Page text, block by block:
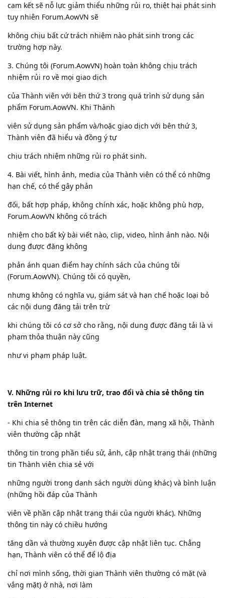
cam kết sẽ nỗ lực giảm thiểu những rủi ro, thiệt hại phát sinh
tuy nhiên Forum.AowVN sẽ
không chịu bất cứ trách nhiệm nào phát sinh trong các
trường hợp này.
3. Chúng tôi (Forum.AowVN) hoàn toàn không chịu trách
nhiệm rủi ro về mọi giao dịch
của Thành viên với bên thứ 3 trong quá trình sử dụng sản
phẩm Forum.AowVN. Khi Thành
viên sử dụng sản phẩm và/hoặc giao dịch với bên thứ 3,
Thành viên đã hiểu và đồng ý tự
chịu trách nhiệm những rủi ro phát sinh.
4. Bài viết, hình ảnh, media của Thành viên có thể có những
hạn chế, có thể gây phản
đối, bất hợp pháp, không chính xác, hoặc không phù hợp,
Forum.AowVN không có trách
nhiệm cho bất kỳ bài viết nào, clip, video, hình ảnh nào. Nội
dung được đăng không
phản ánh quan điểm hay chính sách của chúng tôi
(Forum.AowVN). Chúng tôi có quyền,
nhưng không có nghĩa vụ, giám sát và hạn chế hoặc loại bỏ
các nội dung đăng tải trên trừ
khi chúng tôi có cơ sở cho rằng, nội dung được đăng tải là vi
phạm thỏa thuận này cũng
như vi phạm pháp luật.
V. Những rủi ro khi lưu trữ, trao đổi và chia sẻ thông tin
trên Internet
- Khi chia sẻ thông tin trên các diễn đàn, mạng xã hội, Thành
viên thường cập nhật
thông tin trong phần tiểu sử, ảnh, cập nhật trạng thái (những
tin Thành viên chia sẻ với
những người trong danh sách người dùng khác) và bình luận
(những hồi đáp của Thành
viên về phần cập nhật trạng thái của người khác). Những
thông tin này có chiều hướng
tăng dần và thường xuyên được cập nhật liên tục. Chẳng
hạn, Thành viên có thể để lộ địa
chỉ nơi mình sống, thời gian Thành viên thường có mặt (và
vắng mặt) ở nhà, nơi làm